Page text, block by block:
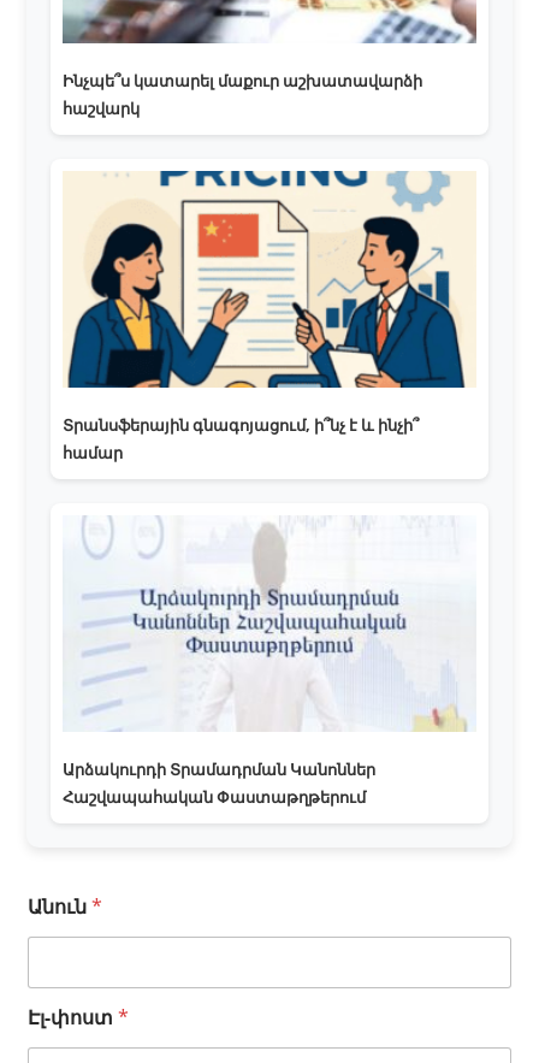
Ինչպե՞ս կատարել մաքուր աշխատավարձի
հաշվարկ
Տրանսֆերային գնագոյացում, ի՞նչ է և ինչի՞
համար
Արձակուրդի Տրամադրման Կանոններ
Հաշվապահական Փաստաթղթերում
Անուն*
Էլ-փոստ*